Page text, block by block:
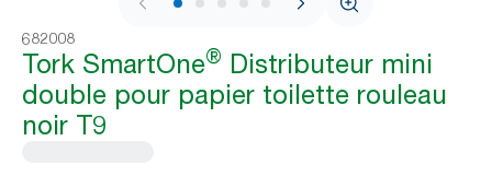
1 / 11
682008
Tork SmartOne® Distributeur mini
double pour papier toilette rouleau
noir T9